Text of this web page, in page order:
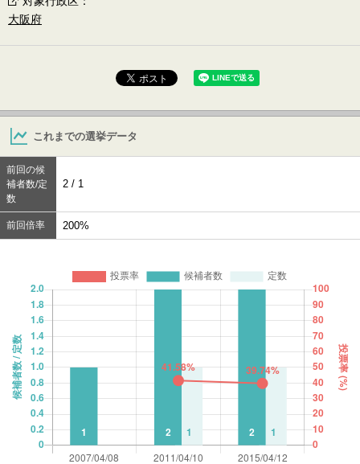
大阪府
これまでの選挙データ
前回の候
補者数/定
数
2 / 1
前回倍率 200%